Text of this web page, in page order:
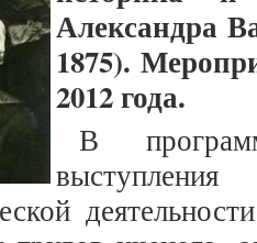
Александра
1875).
2012 года.
В